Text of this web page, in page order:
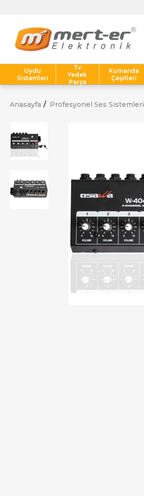
Uydu
Sistemleri
Tv
Yedek
Parça
Kumanda
Çeşitleri
Anasayfa Profesyonel Ses Sistemleri